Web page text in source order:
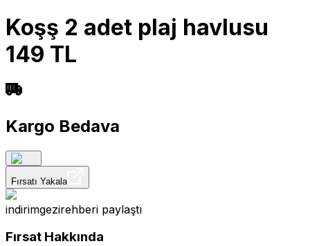
Koşş 2 adet plaj havlusu
149 TL
Kargo Bedava
Fırsatı Yakala
indirimgezirehberi paylaştı
Fırsat Hakkında